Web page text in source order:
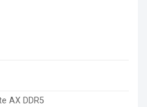
AX DDR5